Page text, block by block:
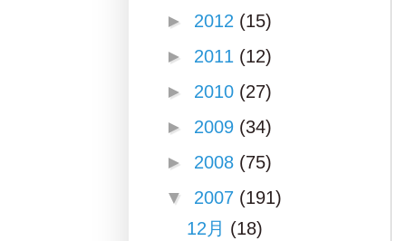
► 2012 (15)
► 2011 (12)
► 2010 (27)
► 2009 (34)
► 2008 (75)
▼ 2007 (191)
12月 (18)